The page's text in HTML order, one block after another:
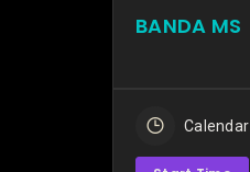
BANDA MS
Calendar